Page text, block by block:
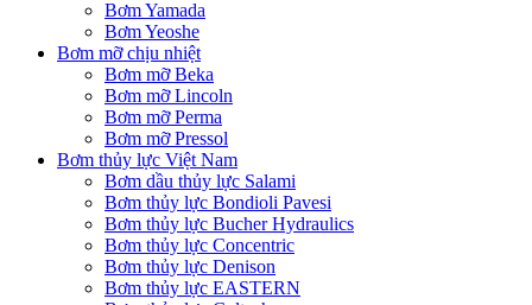
Bơm Yamada
Bơm Yeoshe
Bơm mỡ chịu nhiệt
Bơm mỡ Beka
Bơm mỡ Lincoln
Bơm mỡ Perma
Bơm mỡ Pressol
Bơm thủy lực Việt Nam
Bơm dầu thủy lực Salami
Bơm thủy lực Bondioli Pavesi
Bơm thủy lực Bucher Hydraulics
Bơm thủy lực Concentric
Bơm thủy lực Denison
Bơm thủy lực EASTERN